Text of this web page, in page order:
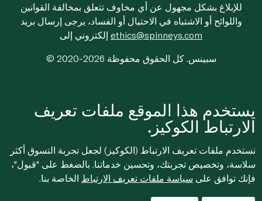
للإبلاغ بشكل مجهول عن أي مخاوف تتعلق بمخالفة القوانين
واللوائح أو الاشتباه في الاحتيال أو الفساد، يرجى إرسال بريد
ethics@spinneys.com
© 2020-2026 سبينس. كل الحقوق محفوظة
يستخدم هذا الموقع ملفات تعريف
الارتباط الكوكيز.
نستخدم ملفات تعريف الارتباط (الكوكيز) لجعل تجربة التسوق أكثر
سلاسة، وتخصيص تجربتك، وتحسين خدماتنا. بالضغط على "قبول"،
فإنك توافق على سياسة ملفات تعريف الارتباط الخاصة بنا.